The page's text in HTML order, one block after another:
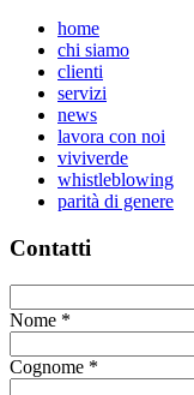
home
chi siamo
clienti
servizi
news
lavora con noi
viviverde
whistleblowing
parità di genere
Contatti
Nome *
Cognome *